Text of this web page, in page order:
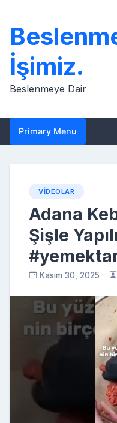
content
İşimiz.
Beslenmeye Dair
Primary Menu
VIDEOLAR
Adana
Şişle
Kasım 30, 2025